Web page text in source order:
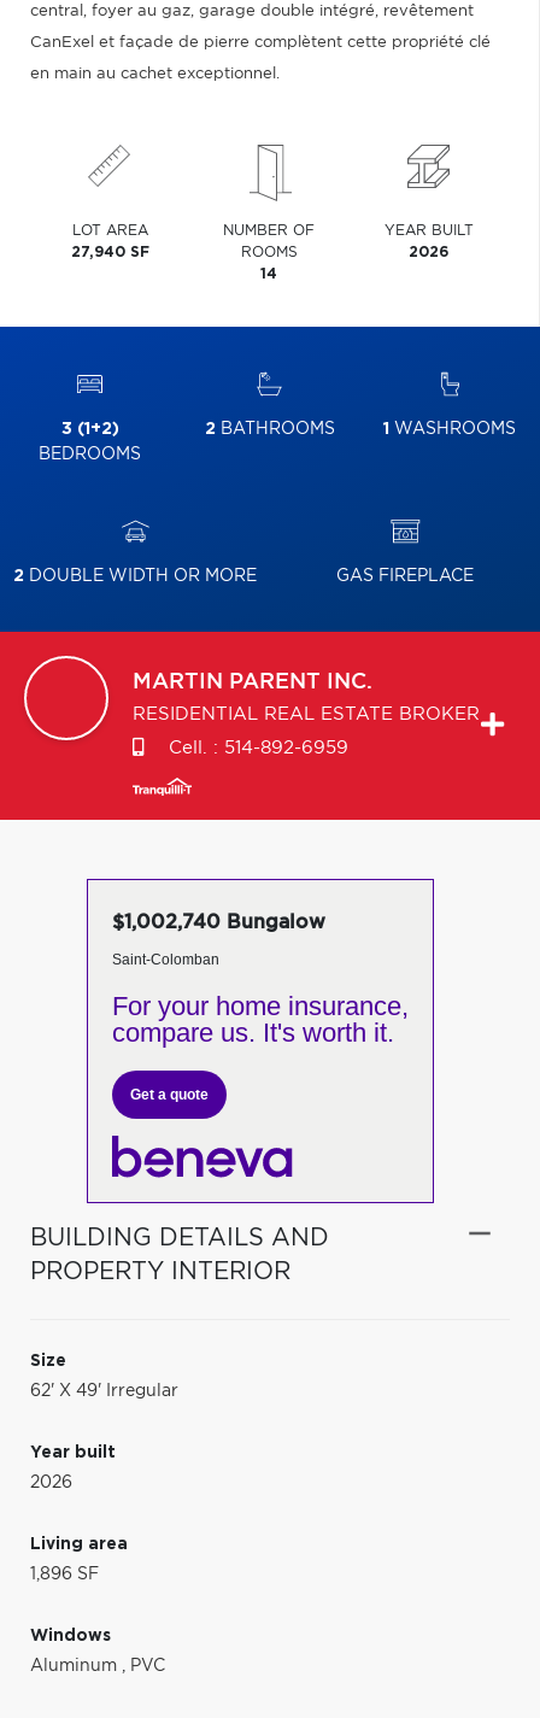
central, foyer au gaz, garage double intégré, revêtement
CanExel et façade de pierre complètent cette propriété clé
en main au cachet exceptionnel.
LOT AREA
27,940 SF
NUMBER OF
ROOMS
14
YEAR BUILT
2026
3 (1+2)
BEDROOMS
2BATHROOMS 1 WASHROOMS
2 DOUBLE WIDTH OR MORE GAS FIREPLACE
MARTIN PARENT INC.
RESIDENTIAL REAL ESTATE BROKER
Cell. : 514-892-6959
$1,002,740 Bungalow
Saint-Colomban
For your home insurance,
compare us. It's worth it.
Get a quote
BUILDING DETAILS AND
PROPERTY INTERIOR
Size
62' X 49' Irregular
Year built
2026
Living area
1,896 SF
Windows
Aluminum , PVC